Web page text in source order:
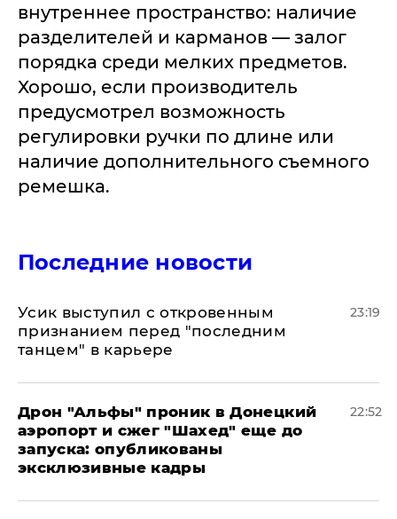
внутреннее пространство: наличие
разделителей и карманов — залог
порядка среди мелких предметов.
Хорошо, если производитель
предусмотрел возможность
регулировки ручки по длине или
наличие дополнительного съемного
ремешка.
Последние новости
Усик выступил с откровенным
признанием перед "последним
танцем" в карьере
23:19
Дрон "Альфы" проник в Донецкий
аэропорт и сжег "Шахед" еще до
запуска: опубликованы
эксклюзивные кадры
22:52